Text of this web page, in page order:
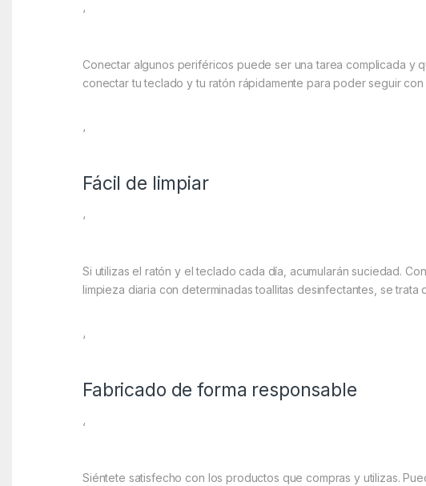
‘
Conectar algunos periféricos puede ser una tarea complicada y
conectar tu teclado y tu ratón rápidamente para poder seguir
‘
Fácil de limpiar
‘
Si utilizas el ratón y el teclado cada día, acumularán suciedad.
limpieza diaria con determinadas toallitas desinfectantes, se
‘
Fabricado de forma responsable
‘
Siéntete satisfecho con los productos que compras y utilizas.